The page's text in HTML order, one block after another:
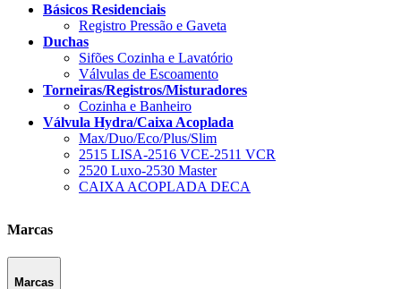
Básicos Residenciais
Registro Pressão e Gaveta
Duchas
Sifões Cozinha e Lavatório
Válvulas de Escoamento
Torneiras/Registros/Misturadores
Cozinha e Banheiro
Válvula Hydra/Caixa Acoplada
Max/Duo/Eco/Plus/Slim
2515 LISA-2516 VCE-2511 VCR
2520 Luxo-2530 Master
CAIXA ACOPLADA DECA
Marcas
Marcas